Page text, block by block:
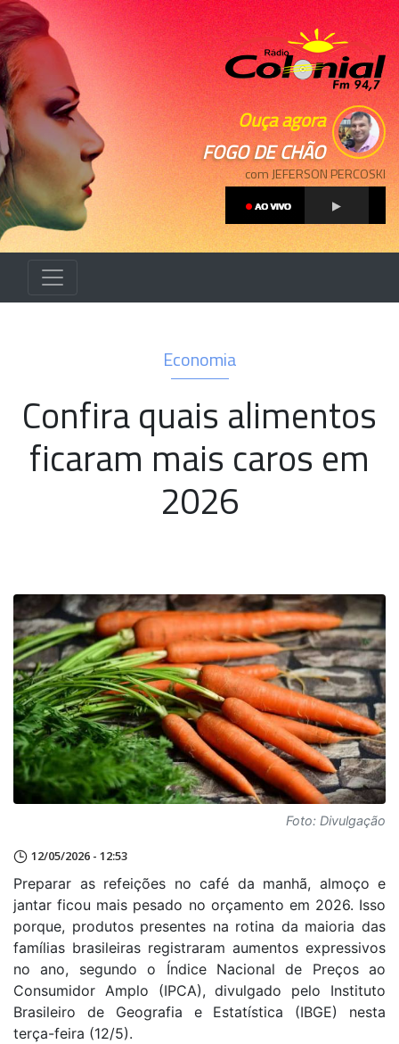
Ouça agora
FOGO DE CHÃO
com JEFERSON PERCOSKI
Economia
Confira quais alimentos
ficaram mais caros em
2026
Foto: Divulgação
12/05/2026 - 12:53
Preparar as refeições no café da manhã, almoço e
jantar ficou mais pesado no orçamento em 2026. Isso
porque, produtos presentes na rotina da maioria das
famílias brasileiras registraram aumentos expressivos
no ano, segundo o Índice Nacional de Preços ao
Consumidor Amplo (IPCA), divulgado pelo Instituto
Brasileiro de Geografia e Estatística (IBGE) nesta
terça-feira (12/5).